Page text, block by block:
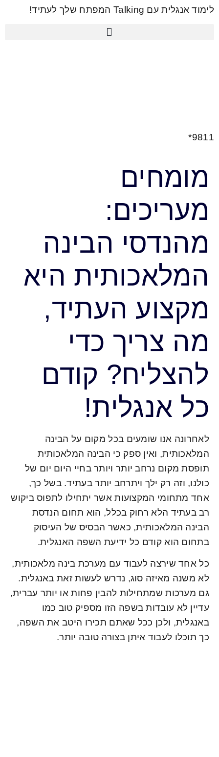
לתוכן
לימוד אנגלית עם Talking המפתח שלך לעתיד!
9811*
מומחים
מעריכים:
מהנדסי הבינה
המלאכותית היא
מקצוע העתיד,
מה צריך כדי
להצליח? קודם
כל אנגלית!
לאחרונה אנו שומעים בכל מקום על הבינה
המלאכותית, ואין ספק כי הבינה המלאכותית
תופסת מקום נרחב יותר ויותר בחיי היום יום של
כולנו, וזה רק ילך ויתרחב יותר בעתיד. בשל כך,
אחד מתחומי המקצועות אשר יתחילו לתפוס ביקוש
רב בעתיד הלא רחוק בכלל, הוא תחום הנדסת
הבינה המלאכותית, כאשר הבסיס של העיסוק
בתחום הוא קודם כל ידיעת השפה האנגלית.
כל אחד שירצה לעבוד עם מערכת בינה מלאכותית,
לא משנה מאיזה סוג, נדרש לעשות זאת באנגלית.
גם מערכות שמתחילות להבין פחות או יותר עברית,
עדיין לא עובדות בשפה הזו מספיק טוב כמו
באנגלית, ולכן ככל שאתם תכירו היטב את השפה,
כך תוכלו לעבוד איתן בצורה טובה יותר.